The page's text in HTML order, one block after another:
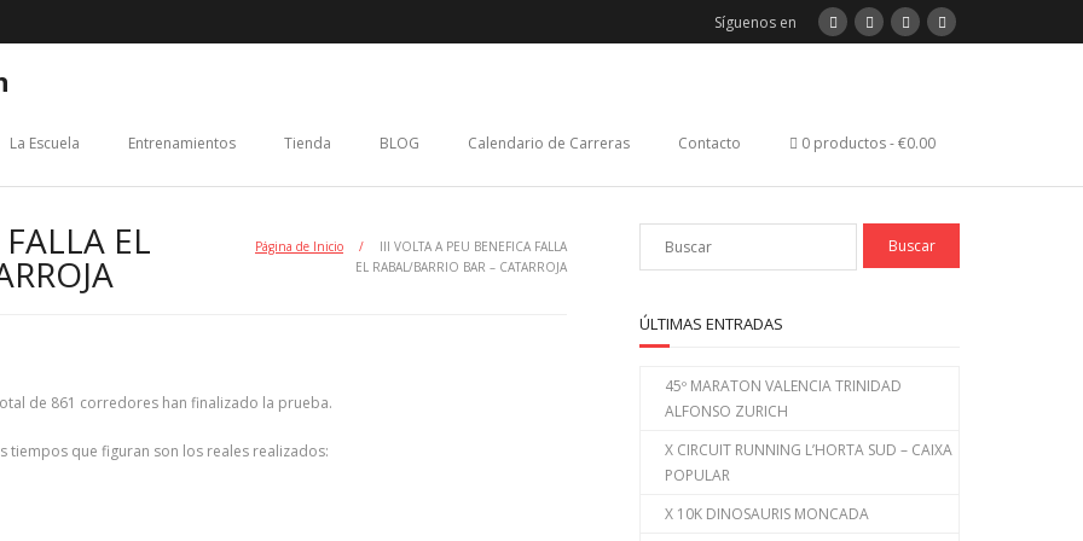
Síguenos en
La Escuela Entrenamientos Tienda BLOG Calendario de Carreras Contacto 0 productos €0.00
EL Página de Inicio /
III VOLTA A PEU BENEFICA FALLA
EL RABAL/BARRIO BAR – CATARROJA
de 861 corredores han finalizado la prueba.
que figuran son los reales realizados:
ÚLTIMAS ENTRADAS
45º MARATON VALENCIA TRINIDAD
ALFONSO ZURICH
X CIRCUIT RUNNING L’HORTA SUD – CAIXA
POPULAR
X 10K DINOSAURIS MONCADA